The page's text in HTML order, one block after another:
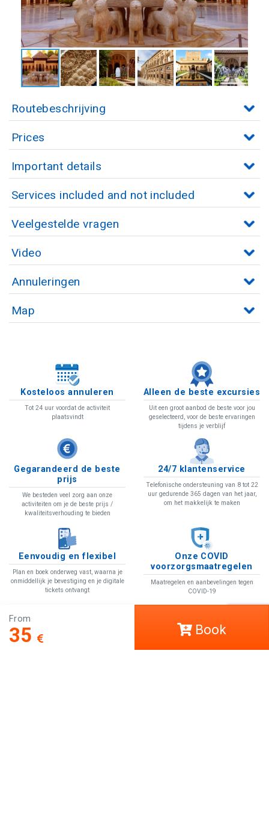
Routebeschrijving
Prices
Important details
Services included and not included
Veelgestelde vragen
Video
Annuleringen
Map
Kosteloos annuleren
Tot 24 uur voordat de activiteit
plaatsvindt
Alleen de beste excursies
Uit een groot aanbod de beste voor jou
geselecteerd, voor de beste ervaringen
tijdens je verblijf
Gegarandeerd de beste
prijs
We besteden veel zorg aan onze
activiteiten om je de beste prijs /
kwaliteitsverhouding te bieden
24/7 klantenservice
Telefonische ondersteuning van 8 tot 22
uur gedurende 365 dagen van het jaar,
om het makkelijk te maken
Eenvoudig en flexibel
Plan en boek onderweg vast, waarna je
onmiddellijk je bevestiging en je digitale
tickets ontvangt
Onze COVID
voorzorgsmaatregelen
Maatregelen en aanbevelingen tegen
COVID-19
From
35 Book